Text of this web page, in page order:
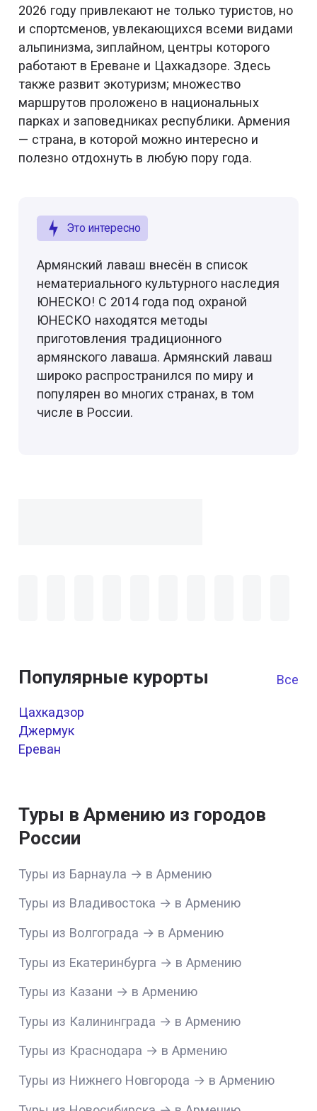
2026 году привлекают не только туристов, но
и спортсменов, увлекающихся всеми видами
альпинизма, зиплайном, центры которого
работают в Ереване и Цахкадзоре. Здесь
также развит экотуризм; множество
маршрутов проложено в национальных
парках и заповедниках республики. Армения
— страна, в которой можно интересно и
полезно отдохнуть в любую пору года.
Это интересно
Армянский лаваш внесён в список
нематериального культурного наследия
ЮНЕСКО! С 2014 года под охраной
ЮНЕСКО находятся методы
приготовления традиционного
армянского лаваша. Армянский лаваш
широко распространился по миру и
популярен во многих странах, в том
числе в России.
Популярные курорты Все
Цахкадзор
Джермук
Ереван
Туры в Армению из городов
России
Туры из Барнаула → в Армению
Туры из Владивостока → в Армению
Туры из Волгограда → в Армению
Туры из Екатеринбурга → в Армению
Туры из Казани → в Армению
Туры из Калининграда → в Армению
Туры из Краснодара → в Армению
Туры из Нижнего Новгорода → в Армению